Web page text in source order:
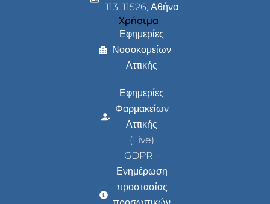
113, 11526, Αθήνα
Χρήσιμα
Εφημερίες
Νοσοκομείων
Αττικής
Εφημερίες
Φαρμακείων
Αττικής
(Live)
GDPR -
Ενημέρωση
προστασίας